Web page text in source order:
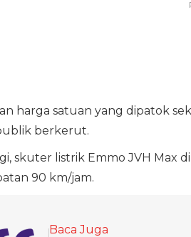
harga satuan yang dipatok
berkerut.
skuter listrik Emmo JVH Max
90 km/jam.
Baca Juga